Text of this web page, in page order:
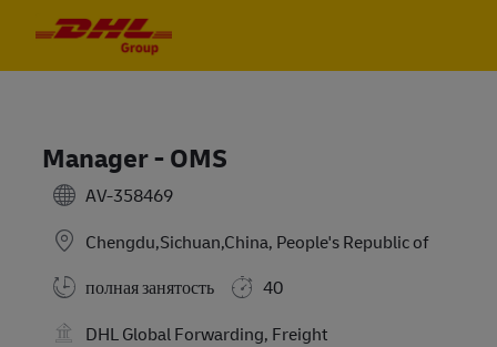
Manager - OMS
AV-358469
Chengdu,Sichuan,China, People's Republic of
полная занятость
40
DHL Global Forwarding, Freight